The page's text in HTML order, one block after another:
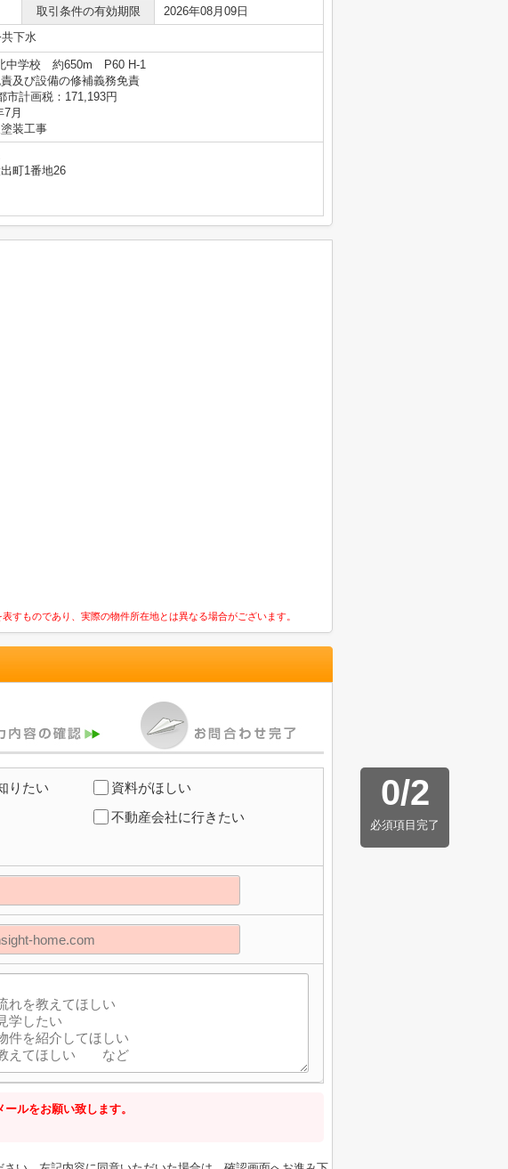
取引条件の有効期限
2026年08月09日
下水
中学校 約650m P60 H-1
及び設備の修補義務免責
計画税：171,193円
月
装工事
町1番地26
ものであり、実際の物件所在地とは異なる場合がございます。
0/2
必須項目完了
りたい
資料がほしい
不動産会社に行きたい
ルをお願い致します。